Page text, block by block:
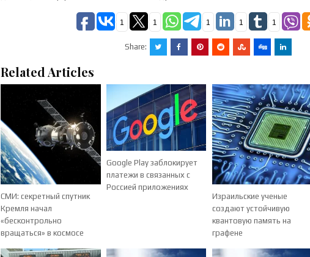
1 1 1 1 1
Share:
Related Articles
СМИ: секретный спутник
Кремля начал
«бесконтрольно
вращаться» в космосе
Google Play заблокирует
платежи в связанных с
Россией приложениях
Израильские ученые
создают устойчивую
квантовую память на
графене